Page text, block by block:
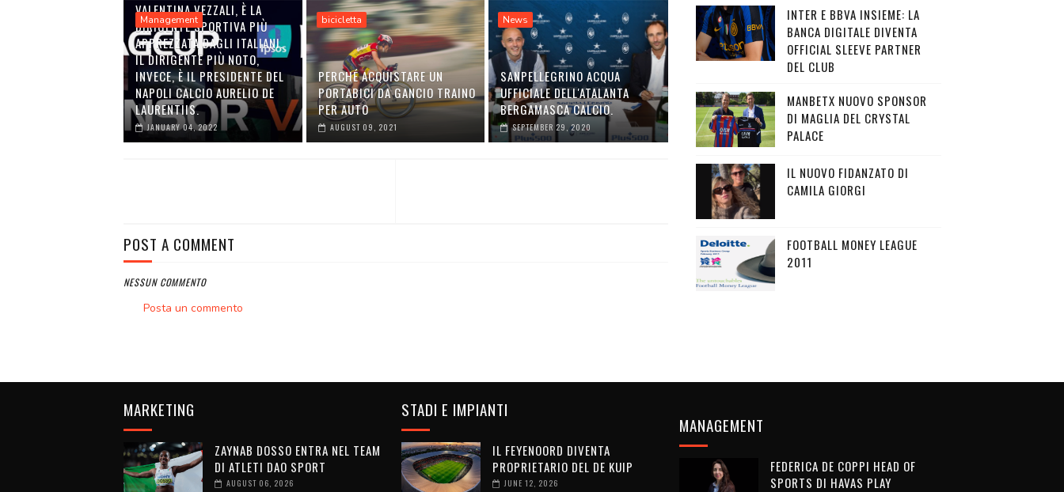
Management
VALENTINA VEZZALI, È LA
DIRIGENTE SPORTIVA PIÙ
APPREZZATA DAGLI ITALIANI.
IL DIRIGENTE PIÙ NOTO,
INVECE, È IL PRESIDENTE DEL
NAPOLI CALCIO AURELIO DE
LAURENTIIS.
JANUARY 04, 2022
bicicletta
PERCHÉ ACQUISTARE UN
PORTABICI DA GANCIO TRAINO
PER AUTO
AUGUST 09, 2021
News
SANPELLEGRINO ACQUA
UFFICIALE DELL'ATALANTA
BERGAMASCA CALCIO.
SEPTEMBER 29, 2020
POST A COMMENT
NESSUN COMMENTO
Posta un commento
INTER E BBVA INSIEME: LA
BANCA DIGITALE DIVENTA
OFFICIAL SLEEVE PARTNER
DEL CLUB
MANBETX NUOVO SPONSOR
DI MAGLIA DEL CRYSTAL
PALACE
IL NUOVO FIDANZATO DI
CAMILA GIORGI
FOOTBALL MONEY LEAGUE
2011
MARKETING
ZAYNAB DOSSO ENTRA NEL TEAM
DI ATLETI DAO SPORT
AUGUST 06, 2026
STADI E IMPIANTI
IL FEYENOORD DIVENTA
PROPRIETARIO DEL DE KUIP
JUNE 12, 2026
MANAGEMENT
FEDERICA DE COPPI HEAD OF
SPORTS DI HAVAS PLAY